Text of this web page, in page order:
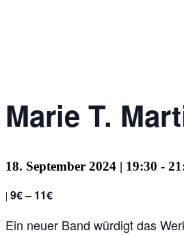
Marie T.
18. September 2024 | 19:30 -
| 9€ – 11€
Ein neuer Band würdigt das